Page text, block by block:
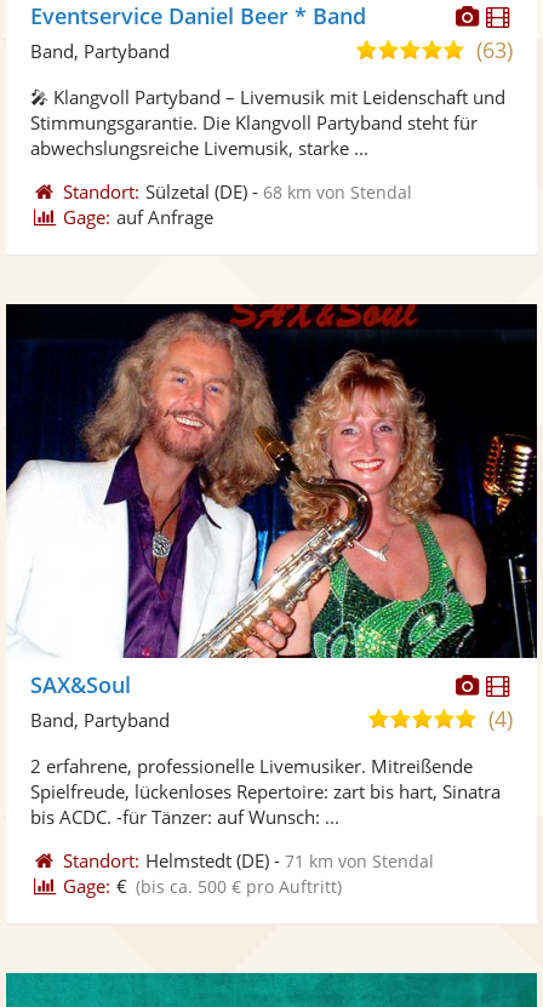
Fotos
Eventservice Daniel Beer * Band
4,9
5
(63)
Band, Partyband
🎤 Klangvoll Partyband – Livemusik mit Leidenschaft und
Stimmungsgarantie. Die Klangvoll Partyband steht für
abwechslungsreiche Livemusik, starke ...
Standort: Sülzetal (DE) -68 km von Stendal
Gage: auf Anfrage
SAX&Soul
4,9(4)
Band, Partyband
2 erfahrene, professionelle Livemusiker. Mitreißende
Spielfreude, lückenloses Repertoire: zart bis hart, Sinatra
bis ACDC. -für Tänzer: auf Wunsch: ...
Standort: Helmstedt (DE) -71 km von Stendal
Gage: € (bis ca. 500 € pro Auftritt)